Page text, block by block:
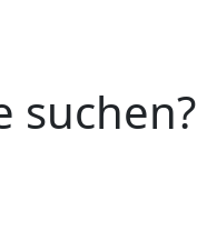
suchen?